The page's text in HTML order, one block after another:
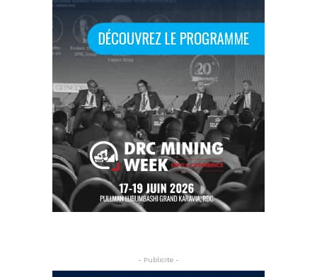
- Publicite -